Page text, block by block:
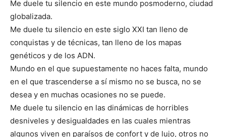
Me duele tu silencio en este mundo posmoderno, ciudad
globalizada.
Me duele tu silencio en este siglo XXI tan lleno de
conquistas y de técnicas, tan lleno de los mapas
genéticos y de los ADN.
Mundo en el que supuestamente no haces falta, mundo
en el que trascenderse a sí mismo no se busca, no se
desea y en muchas ocasiones no se puede.
Me duele tu silencio en las dinámicas de horribles
desniveles y desigualdades en las cuales mientras
algunos viven en paraísos de confort y de lujo, otros no